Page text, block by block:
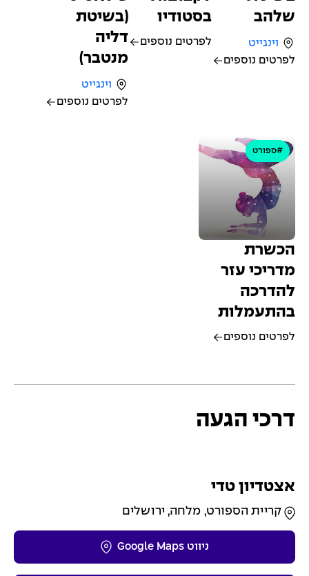
שלהב
וינגייט
לפרטים נוספים
בסטודיו
לפרטים נוספים
(בשיטת
דליה
מנטבר)
וינגייט
לפרטים נוספים
#ספורט
הכשרת
מדריכי עזר
להדרכה
בהתעמלות
לפרטים נוספים
דרכי הגעה
אצטדיון טדי
קריית הספורט, מלחה, ירושלים
ניווט Google Maps